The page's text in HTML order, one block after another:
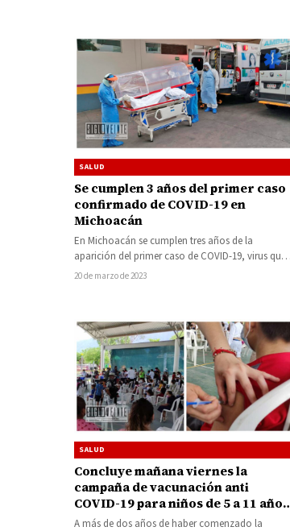
SALUD
Se cumplen 3 años del primer caso
confirmado de COVID-19 en
Michoacán
En Michoacán se cumplen tres años de la
aparición del primer caso de COVID-19, virus que
desató un incremento de…
20 de marzo de 2023
SALUD
Concluye mañana viernes la
campaña de vacunación anti
COVID-19 para niños de 5 a 11 años
en Huetamo
A más de dos años de haber comenzado la